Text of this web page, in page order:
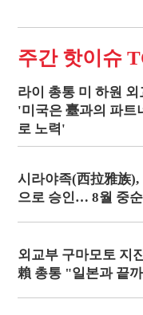
주간 핫이슈
라이 총통 미 하원
'미국은 臺과의 파트
로 노력'
시라야족(西拉雅族
으로 승인… 8월 중
외교부 구마모토 지
賴 총통 "일본과 끝